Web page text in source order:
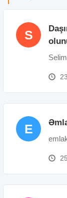
S
Selim
E